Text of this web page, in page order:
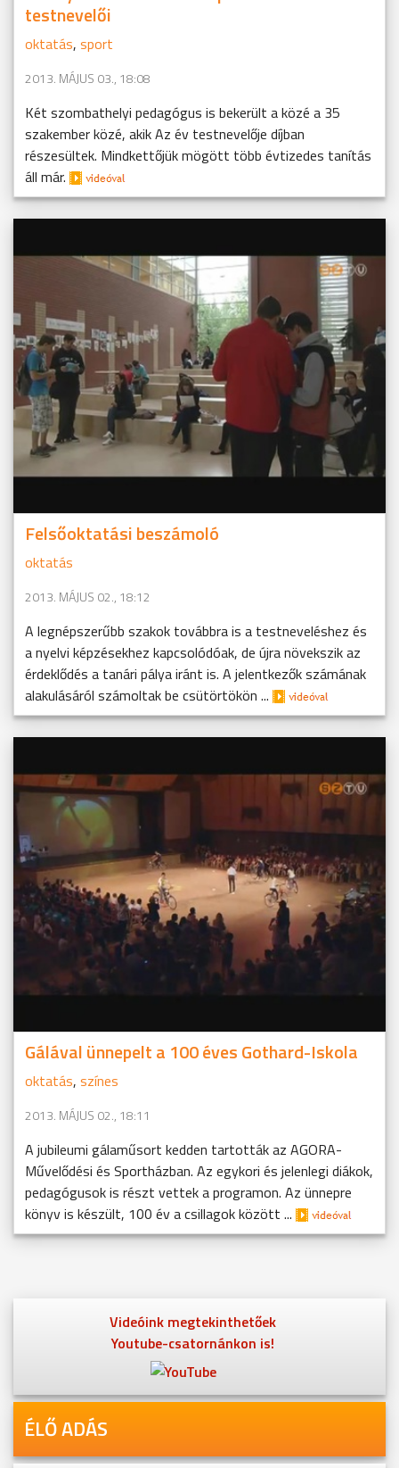
testnevelői
oktatás, sport
2013. MÁJUS 03., 18:08
Két szombathelyi pedagógus is bekerült a közé a 35
szakember közé, akik Az év testnevelője díjban
részesültek. Mindkettőjük mögött több évtizedes tanítás
áll már.
Felsőoktatási beszámoló
oktatás
2013. MÁJUS 02., 18:12
A legnépszerűbb szakok továbbra is a testneveléshez és
a nyelvi képzésekhez kapcsolódóak, de újra növekszik az
érdeklődés a tanári pálya iránt is. A jelentkezők számának
alakulásáról számoltak be csütörtökön ...
Gálával ünnepelt a 100 éves Gothard-Iskola
oktatás, színes
2013. MÁJUS 02., 18:11
A jubileumi gálaműsort kedden tartották az AGORA-
Művelődési és Sportházban. Az egykori és jelenlegi diákok,
pedagógusok is részt vettek a programon. Az ünnepre
könyv is készült, 100 év a csillagok között ...
Videóink megtekinthetőek
Youtube-csatornánkon is!
ÉLŐ ADÁS